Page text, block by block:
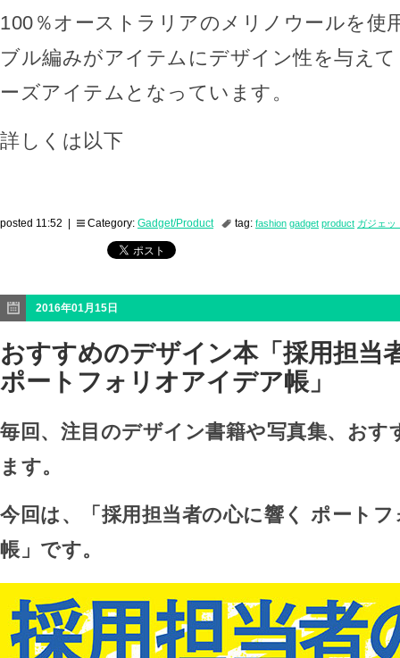
100％オーストラリアのメリノウールを使
ブル編みがアイテムにデザイン性を与え
ーズアイテムとなっています。
詳しくは以下
posted 11:52 | Category: Gadget/Product tag: fashion gadget product ガジェッ
2016年01月15日
おすすめのデザイン本「採用担当
ポートフォリオアイデア帳」
毎回、注目のデザイン書籍や写真集、おす
ます。
今回は、「採用担当者の心に響く ポート
帳」です。